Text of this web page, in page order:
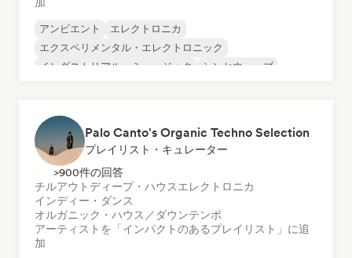
アンビエント
エレクトロニカ
エクスペリメンタル・エレクトロニック
インダストリアル・ミュージック
シンセウェーブ
Palo Canto's Organic Techno Selection
プレイリスト・キュレーター
>900件の回答
チルアウトディープ・ハウスエレクトロニカ
インディー・ダンス
オルガニック・ハウス／ダウンテンポ
アーティストを「インパクトのあるプレイリスト」に追
加